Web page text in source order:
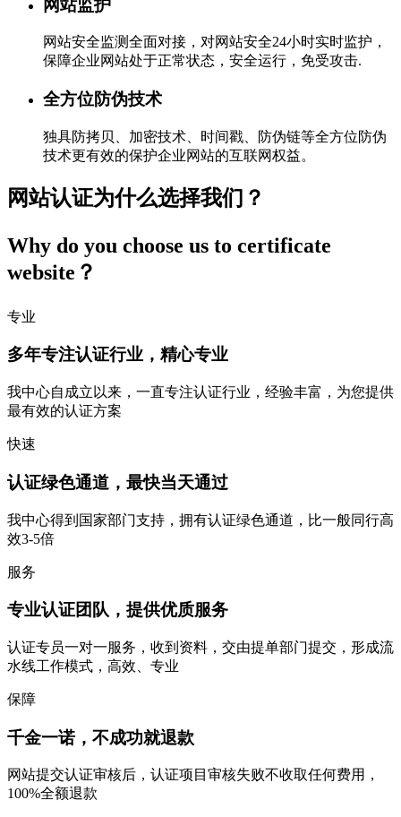
网站监护
网站安全监测全面对接，对网站安全24小时实时监护，
保障企业网站处于正常状态，安全运行，免受攻击.
全方位防伪技术
独具防拷贝、加密技术、时间戳、防伪链等全方位防伪
技术更有效的保护企业网站的互联网权益。
网站认证为什么选择我们？
Why do you choose us to certificate
website？
专业
多年专注认证行业，精心专业
我中心自成立以来，一直专注认证行业，经验丰富，为您提供
最有效的认证方案
快速
认证绿色通道，最快当天通过
我中心得到国家部门支持，拥有认证绿色通道，比一般同行高
效3-5倍
服务
专业认证团队，提供优质服务
认证专员一对一服务，收到资料，交由提单部门提交，形成流
水线工作模式，高效、专业
保障
千金一诺，不成功就退款
网站提交认证审核后，认证项目审核失败不收取任何费用，
100%全额退款